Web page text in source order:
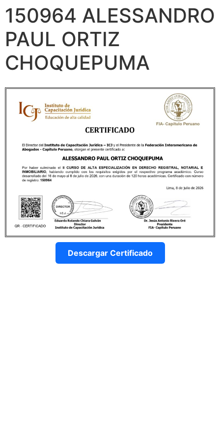
150964 ALESSANDRO
PAUL ORTIZ
CHOQUEPUMA
Descargar Certificado